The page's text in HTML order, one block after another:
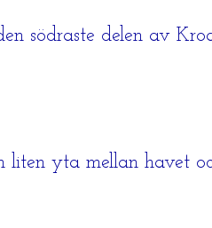
södraste delen av
liten yta mellan havet